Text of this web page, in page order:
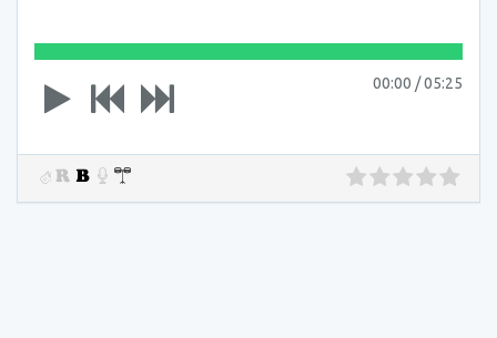
00:00 /05:25